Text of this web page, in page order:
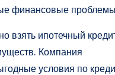
финансовые
взять ипотечный
Компания
условия по